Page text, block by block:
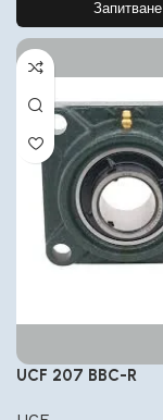
Запитване
UCF 207 BBC-R